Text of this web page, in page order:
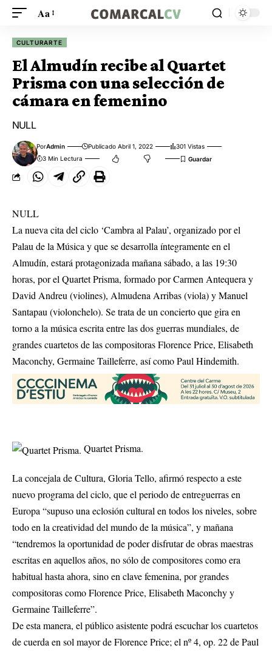
Aa
CULTURARTE
El Almudín recibe al Quartet
Prisma con una selección de
cámara en femenino
NULL
PorAdmin Publicado Abril 1, 2022
301 Vistas
3 Min Lectura
NULL
La nueva cita del ciclo ‘Cambra al Palau’, organizado por el
Palau de la Música y que se desarrolla íntegramente en el
Almudín, estará protagonizada mañana sábado, a las 19:30
horas, por el Quartet Prisma, formado por Carmen Antequera y
David Andreu (violines), Almudena Arribas (viola) y Manuel
Santapau (violonchelo). Se trata de un concierto que gira en
torno a la música escrita entre las dos guerras mundiales, de
grandes cuartetos de las compositoras Florence Price, Elisabeth
Maconchy, Germaine Tailleferre, así como Paul Hindemith.
Quartet Prisma.
La concejala de Cultura, Gloria Tello, afirmó respecto a este
nuevo programa del ciclo, que el periodo de entreguerras en
Europa “supuso una eclosión cultural en todos los niveles, sobre
todo en la creatividad del mundo de la música”, y mañana
“tendremos la oportunidad de poder disfrutar de obras maestras
escritas en aquellos años, no sólo de compositores como era
habitual hasta ahora, sino en clave femenina, por grandes
compositoras como Florence Price, Elisabeth Maconchy y
Germaine Tailleferre”.
De esta manera, el público asistente podrá escuchar los cuartetos
de cuerda en sol mayor de Florence Price; el nº 4, op. 22 de Paul